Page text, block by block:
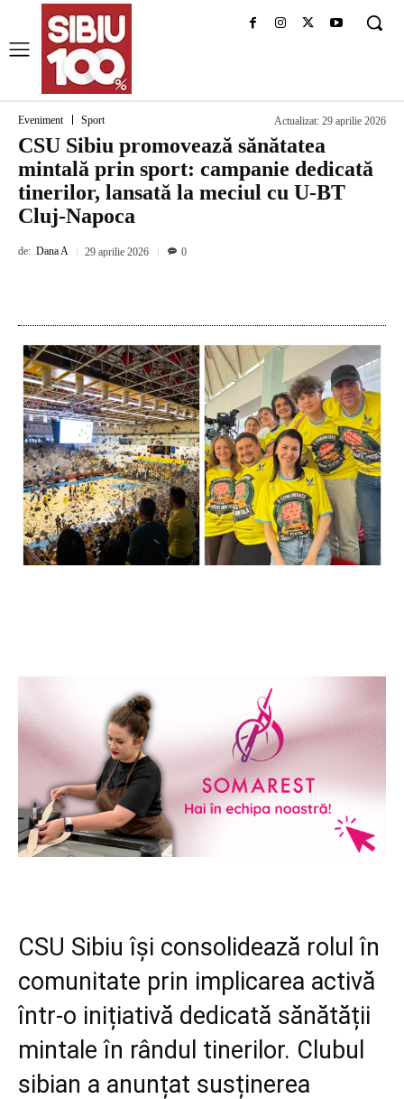
Eveniment Sport Actualizat: 29 aprilie 2026
CSU Sibiu promovează sănătatea
mintală prin sport: campanie dedicată
tinerilor, lansată la meciul cu U-BT
Cluj-Napoca
de: Dana A 29 aprilie 2026 0
CSU Sibiu își consolidează rolul în
comunitate prin implicarea activă
într-o inițiativă dedicată sănătății
mintale în rândul tinerilor. Clubul
sibian a anunțat susținerea